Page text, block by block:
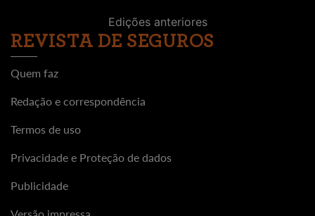
Edições anteriores
REVISTA DE SEGUROS
Quem faz
Redação e correspondência
Termos de uso
Privacidade e Proteção de dados
Publicidade